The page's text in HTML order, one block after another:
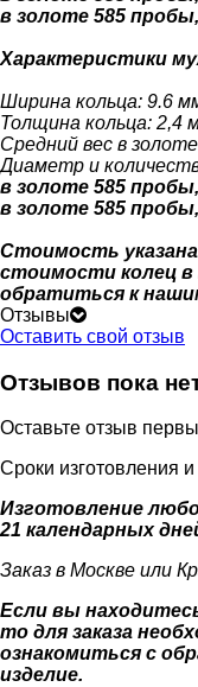
в золоте 585
Характеристики
Ширина кольца: 9.6
Толщина кольца: 2,4
Средний вес в
Диаметр и
в золоте 585
в золоте 585
Стоимость указана
стоимости колец в
обратиться к
Отзывы
Оставить свой отзыв
Отзывов пока
Оставьте отзыв
Сроки изготовления и
Изготовление
21 календарных
Заказ в Москве или
Если вы
то для заказа
ознакомиться с
изделие.